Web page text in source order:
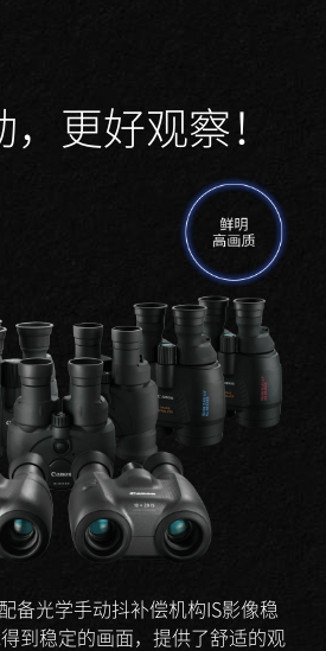
更好观察！
备光学手动抖补偿机构IS影像稳
到稳定的画面，提供了舒适的观